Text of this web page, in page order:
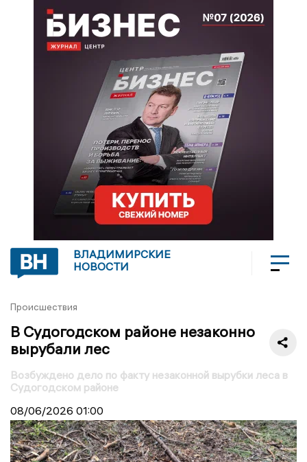
ВЛАДИМИРСКИЕ
НОВОСТИ
Происшествия
В Судогодском районе незаконно
вырубали лес
Возбуждено дело по факту незаконной вырубки леса в
Судогодском районе
08/06/2026 01:00